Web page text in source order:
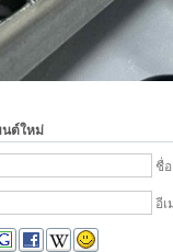
นต์ใหม่
ชื่
อีเ